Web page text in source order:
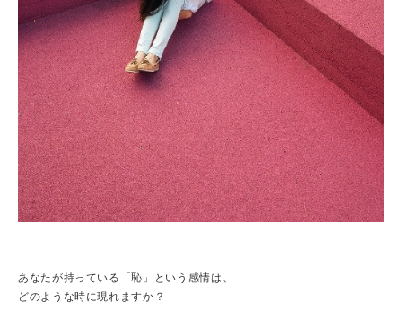
あなたが持っている「恥」という感情は、
どのような時に現れますか？